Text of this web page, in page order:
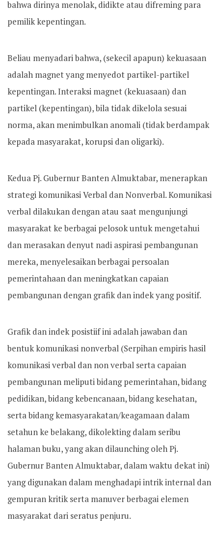
bahwa dirinya menolak, didikte atau difreming para
pemilik kepentingan.
Beliau menyadari bahwa, (sekecil apapun) kekuasaan
adalah magnet yang menyedot partikel-partikel
kepentingan. Interaksi magnet (kekuasaan) dan
partikel (kepentingan), bila tidak dikelola sesuai
norma, akan menimbulkan anomali (tidak berdampak
kepada masyarakat, korupsi dan oligarki).
Kedua Pj. Gubernur Banten Almuktabar, menerapkan
strategi komunikasi Verbal dan Nonverbal. Komunikasi
verbal dilakukan dengan atau saat mengunjungi
masyarakat ke berbagai pelosok untuk mengetahui
dan merasakan denyut nadi aspirasi pembangunan
mereka, menyelesaikan berbagai persoalan
pemerintahaan dan meningkatkan capaian
pembangunan dengan grafik dan indek yang positif.
Grafik dan indek posistiif ini adalah jawaban dan
bentuk komunikasi nonverbal (Serpihan empiris hasil
komunikasi verbal dan non verbal serta capaian
pembangunan meliputi bidang pemerintahan, bidang
pedidikan, bidang kebencanaan, bidang kesehatan,
serta bidang kemasyarakatan/keagamaan dalam
setahun ke belakang, dikolekting dalam seribu
halaman buku, yang akan dilaunching oleh Pj.
Gubernur Banten Almuktabar, dalam waktu dekat ini)
yang digunakan dalam menghadapi intrik internal dan
gempuran kritik serta manuver berbagai elemen
masyarakat dari seratus penjuru.